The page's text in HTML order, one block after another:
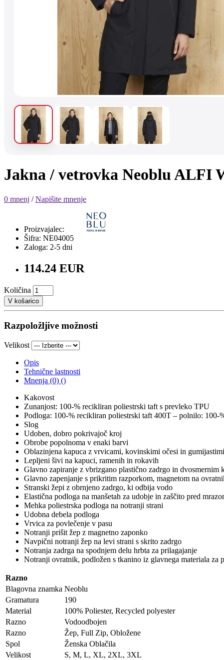
Jakna / vetrovka Neoblu ALFI
0 mnenj /Napišite mnenje
Proizvajalec:
Šifra: NE04005
Zaloga: 2-5 dni
114.24 EUR
Količina
V košarico
Razpoložljive možnosti
Velikost
Opis
Tehnične lastnosti
Mnenja (0) ()
Kakovost
Zunanjost: 100-% recikliran poliestrski taft s prevleko TPU
Podloga: 100-% recikliran poliestrski taft 400T – polnilo: 100-
Slog
Udoben, dobro pokrivajoč kroj
Obrobe popolnoma v enaki barvi
Oblazinjena kapuca z vrvicami, kovinskimi očesi in
Lepljeni šivi na kapuci, ramenih in rokavih
Glavno zapiranje z vbrizgano plastično zadrgo in dvosmernim
Glavno zapenjanje s prikritim razporkom, magnetom na
Stranski žepi z obrnjeno zadrgo, ki odbija vodo
Elastična podloga na manšetah za udobje in zaščito pred
Mehka poliestrska podloga na notranji strani
Udobna debela podloga
Vrvica za povlečenje v pasu
Notranji prišit žep z magnetno zaponko
Navpični notranji žep na levi strani s skrito zadrgo
Notranja zadrga na spodnjem delu hrbta za prilagajanje
Notranji ovratnik, podložen s tkanino iz glavnega materiala za
Razno
Blagovna znamka Neoblu
Gramatura
190
Material
100% Poliester, Recycled polyester
Razno
Vodoodbojen
Razno
Žep, Full Zip, Obložene
Spol
Ženska Oblačila
Velikost
S, M, L, XL, 2XL, 3XL